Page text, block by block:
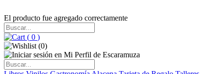
El producto fue agregado correctamente
( 0 )
(0)